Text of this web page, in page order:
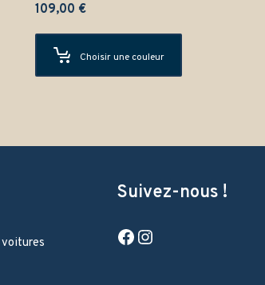
109,00 €
Choisir une couleur
Suivez-nous !
Facebook